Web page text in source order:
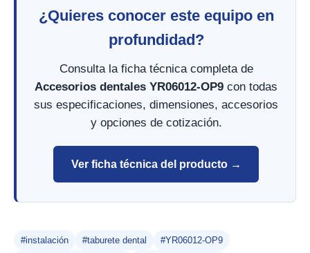
¿Quieres conocer este equipo en
profundidad?
Consulta la ficha técnica completa de
Accesorios dentales YR06012-OP9 con todas
sus especificaciones, dimensiones, accesorios
y opciones de cotización.
Ver ficha técnica del producto →
#instalación #taburete dental
#YR06012-OP9